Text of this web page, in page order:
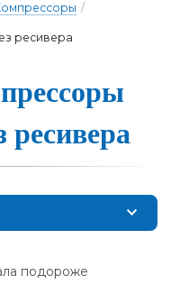
/
ресивера
ре­си­ве­ра
подороже